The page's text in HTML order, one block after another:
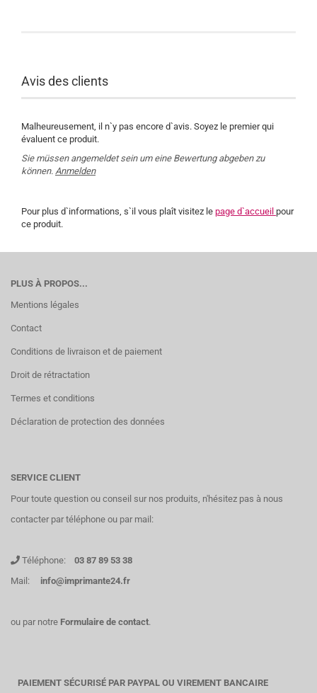
Avis des clients
Malheureusement, il n`y pas encore d`avis. Soyez le premier qui
évaluent ce produit.
Sie müssen angemeldet sein um eine Bewertung abgeben zu
können. Anmelden
Pour plus d`informations, s`il vous plaît visitez le page d`accueil pour
ce produit.
PLUS À PROPOS...
Mentions légales
Contact
Conditions de livraison et de paiement
Droit de rétractation
Termes et conditions
Déclaration de protection des données
SERVICE CLIENT
Pour toute question ou conseil sur nos produits, n'hésitez pas à nous
contacter par téléphone ou par mail:
Téléphone: 03 87 89 53 38
Mail:
info@imprimante24.fr
ou par notre Formulaire de contact.
PAIEMENT SÉCURISÉ PAR PAYPAL OU VIREMENT BANCAIRE